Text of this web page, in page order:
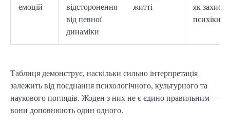
емоцій
відсторонення
від певної
динаміки
житті
як захист
психіки
Таблиця демонструє, наскільки сильно інтерпретація
залежить від поєднання психологічного, культурного та
наукового поглядів. Жоден з них не є єдино правильним —
вони доповнюють один одного.